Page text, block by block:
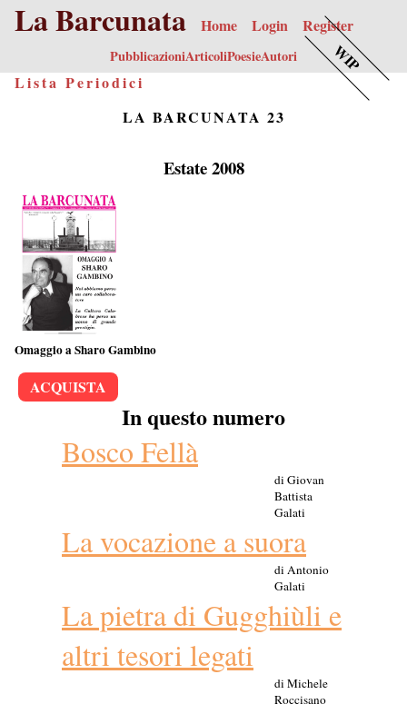
WIP
La Barcunata Home Login Register
PubblicazioniArticoliPoesieAutori
Lista Periodici
LA BARCUNATA 23
Estate 2008
Omaggio a Sharo Gambino
ACQUISTA
In questo numero
Bosco Fellà
di Giovan
Battista
Galati
La vocazione a suora
di Antonio
Galati
La pietra di Gugghiùli e
altri tesori legati
di Michele
Roccisano